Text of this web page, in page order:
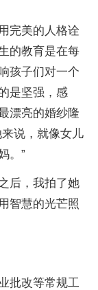
完美的人格诠
的教育是在每
孩子们对一个
是坚强，感
漂亮的婚纱隆
说，就像女儿
。”
后，我拍了她
智慧的光芒照
批改等常规工